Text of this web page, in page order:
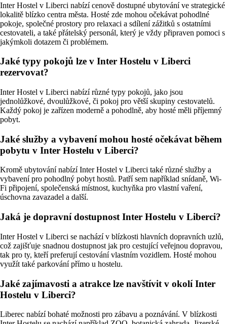
Inter Hostel v Liberci nabízí cenově dostupné ubytování ve strategické
lokalitě blízko centra města. Hosté zde mohou očekávat pohodlné
pokoje, společné prostory pro relaxaci a sdílení zážitků s ostatními
cestovateli, a také přátelský personál, který je vždy připraven pomoci s
jakýmkoli dotazem či problémem.
Jaké typy pokojů lze v Inter Hostelu v Liberci
rezervovat?
Inter Hostel v Liberci nabízí různé typy pokojů, jako jsou
jednolůžkové, dvoulůžkové, či pokoj pro větší skupiny cestovatelů.
Každý pokoj je zařízen moderně a pohodlně, aby hosté měli příjemný
pobyt.
Jaké služby a vybavení mohou hosté očekávat během
pobytu v Inter Hostelu v Liberci?
Kromě ubytování nabízí Inter Hostel v Liberci také různé služby a
vybavení pro pohodlný pobyt hostů. Patří sem například snídaně, Wi-
Fi připojení, společenská místnost, kuchyňka pro vlastní vaření,
úschovna zavazadel a další.
Jaká je dopravní dostupnost Inter Hostelu v Liberci?
Inter Hostel v Liberci se nachází v blízkosti hlavních dopravních uzlů,
což zajišťuje snadnou dostupnost jak pro cestující veřejnou dopravou,
tak pro ty, kteří preferují cestování vlastním vozidlem. Hosté mohou
využít také parkování přímo u hostelu.
Jaké zajímavosti a atrakce lze navštívit v okolí Inter
Hostelu v Liberci?
Liberec nabízí bohaté možnosti pro zábavu a poznávání. V blízkosti